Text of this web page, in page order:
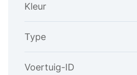
Kleur
Type
Voertuig-ID